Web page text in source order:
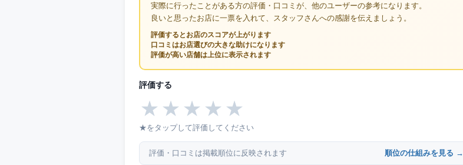
実際に行ったことがある方の評価・口コミが、他のユーザーの参考になります。
良いと思ったお店に一票を入れて、スタッフさんへの感謝を伝えましょう。
評価するとお店のスコアが上がります
口コミはお店選びの大きな助けになります
評価が高い店舗は上位に表示されます
評価する
★ ★ ★ ★ ★
★をタップして評価してください
評価・口コミは掲載順位に反映されます 順位の仕組みを見る →